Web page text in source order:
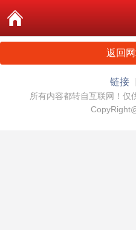
返回
链接
所有内容都转自互联网！仅